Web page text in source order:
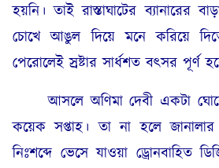
হয়নি। তাই রাস্তাঘাটের ব্যানারের
চোখে আঙুল দিয়ে মনে করিয়ে
পেরোলেই স্রষ্টার সার্ধশত বৎসর পূর্ণ
আসলে অণিমা দেবী একটা
কয়েক সপ্তাহ। তা না হলে
নিঃশব্দে ভেসে যাওয়া ড্রোনবাহিত